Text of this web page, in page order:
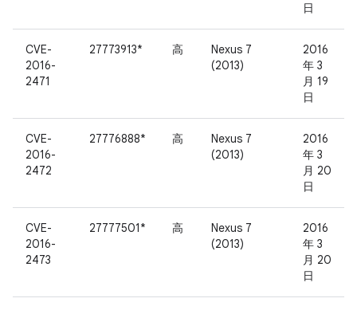
日
CVE-
2016-
2471
27773913* 高
Nexus 7
(2013)
2016
年 3
月 19
日
CVE-
2016-
2472
27776888* 高
Nexus 7
(2013)
2016
年 3
月 20
日
CVE-
2016-
2473
27777501* 高
Nexus 7
(2013)
2016
年 3
月 20
日